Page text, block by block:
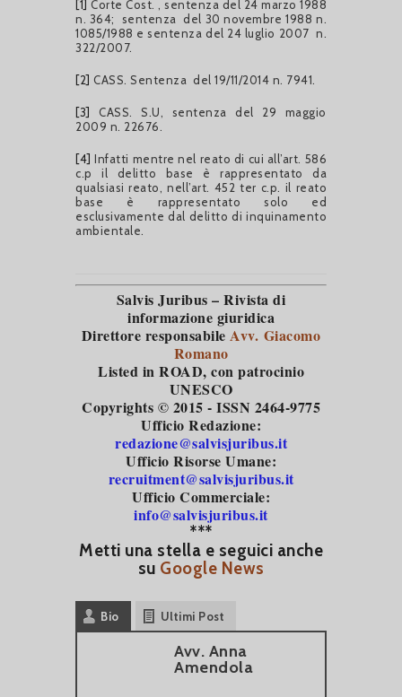
[1] Corte Cost. , sentenza del 24 marzo 1988
n. 364; sentenza del 30 novembre 1988 n.
1085/1988 e sentenza del 24 luglio 2007 n.
322/2007.
[2] CASS. Sentenza del 19/11/2014 n. 7941.
[3]
CASS. S.U, sentenza del 29 maggio
2009 n. 22676.
[4] Infatti mentre nel reato di cui all’art. 586
c.p il delitto base è rappresentato da
qualsiasi reato, nell’art. 452 ter c.p. il reato
base è rappresentato solo ed
esclusivamente dal delitto di inquinamento
ambientale.
Salvis Juribus – Rivista di
informazione giuridica
Direttore responsabileAvv. Giacomo
Romano
Listed in ROAD, con patrocinio
UNESCO
Copyrights © 2015 - ISSN 2464-9775
Ufficio Redazione:
redazione@salvisjuribus.it
Ufficio Risorse Umane:
recruitment@salvisjuribus.it
Ufficio Commerciale:
info@salvisjuribus.it
***
Metti una stella e seguici anche
su Google News
Bio Ultimi Post
Avv. Anna
Amendola